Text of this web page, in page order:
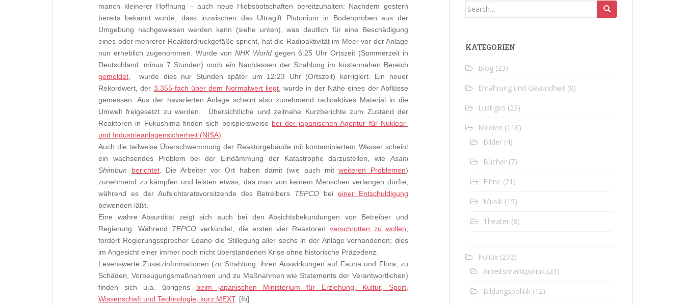
manch kleinerer Hoffnung – auch neue Hiobsbotschaften bereitzuhalten: Nachdem gestern
bereits bekannt wurde, dass inzwischen das Ultragift Plutonium in Bodenproben aus der
Umgebung nachgewiesen werden kann (siehe unten), was deutlich für eine Beschädigung
eines oder mehrerer Reaktordruckgefäße spricht, hat die Radioaktivität im Meer vor der Anlage
nun erheblich zugenommen. Wurde von NHK World gegen 6:25 Uhr Ortszeit (Sommerzeit in
Deutschland: minus 7 Stunden) noch ein Nachlassen der Strahlung im küstennahen Bereich
gemeldet , wurde dies nur Stunden später um 12:23 Uhr (Ortszeit) korrigiert. Ein neuer
Rekordwert, der 3.355-fach über dem Normalwert liegt, wurde in der Nähe eines der Abflüsse
gemessen. Aus der havarierten Anlage scheint also zunehmend radioaktives Material in die
Umwelt freigesetzt zu werden. Übersichtliche und zeitnahe Kurzberichte zum Zustand der
Reaktoren in Fukushima finden sich beispielsweise bei der japanischen Agentur für Nuklear-
und Industrieanlagensicherheit (NISA)
Auch die teilweise Überschwemmung der Reaktorgebäude mit kontaminiertem Wasser scheint
ein wachsendes Problem bei der Eindämmung der Katastrophe darzustellen, wie Asahi
Shimbun
berichtet. Die Arbeiter vor Ort haben damit (wie auch mitweiteren Problemen)
zunehmend zu kämpfen und leisten etwas, das man von keinem Menschen verlangen dürfte,
während es der Aufsichtsratsvorsitzende des Betreibers TEPCO beieiner Entschuldigung
bewenden läßt.
Eine wahre Absurdität zeigt sich auch bei den Absichtsbekundungen von Betreiber und
Regierung: Während TEPCOverkündet, die ersten vier Reaktorenverschrotten zu wollen
fordert Regierungssprecher Edano die Stillegung aller sechs in der Anlage vorhandenen; dies
im Angesicht einer immer noch nicht überstandenen Krise ohne historische Präzedenz.
Lesenswerte Zusatzinformationen (zu Strahlung, ihren Auswirkungen auf Fauna und Flora, zu
Schäden, Vorbeugungsmaßnahmen und zu Maßnahmen wie Statements der Verantwortlichen)
finden sich u.a. übrigens beim japanischen Ministerium für Erziehung, Kultur, Sport,
Wissenschaft und Technologie, kurz MEXT. [fb]
Search
KATEGORIEN
Blog (23)
Ernährung und Gesundheit (8)
Lustiges (23)
Medien (116)
Bilder (4)
Bücher (7)
Filme (21)
Musik (15)
Theater (8)
Politik (272)
Arbeitsmarktpolitik (21)
Bildungspolitik (12)